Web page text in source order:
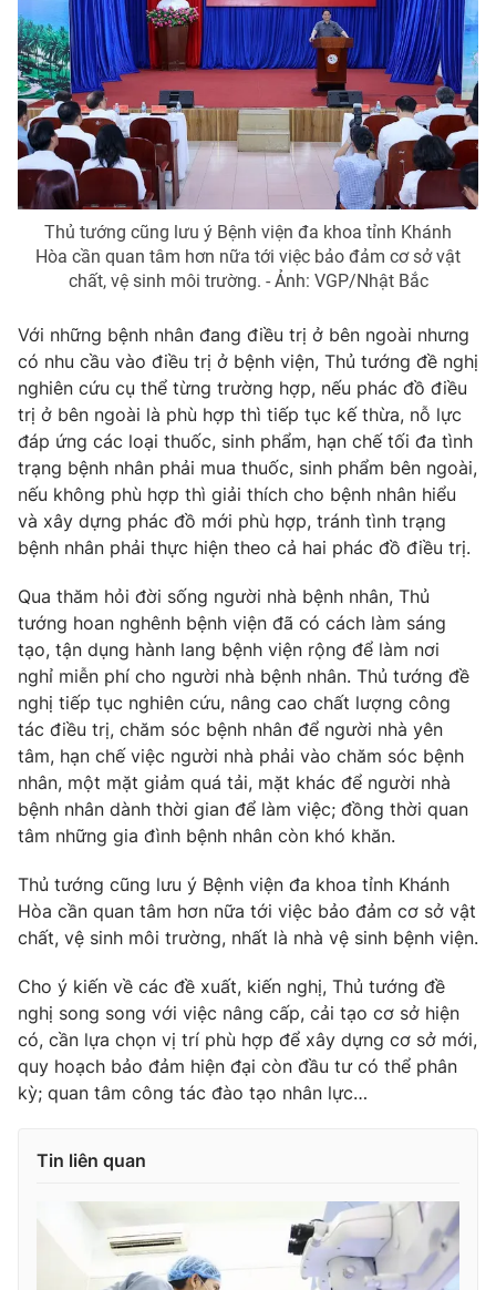
Thủ tướng cũng lưu ý Bệnh viện đa khoa tỉnh Khánh
Hòa cần quan tâm hơn nữa tới việc bảo đảm cơ sở vật
chất, vệ sinh môi trường. - Ảnh: VGP/Nhật Bắc
Với những bệnh nhân đang điều trị ở bên ngoài nhưng
có nhu cầu vào điều trị ở bệnh viện, Thủ tướng đề nghị
nghiên cứu cụ thể từng trường hợp, nếu phác đồ điều
trị ở bên ngoài là phù hợp thì tiếp tục kế thừa, nỗ lực
đáp ứng các loại thuốc, sinh phẩm, hạn chế tối đa tình
trạng bệnh nhân phải mua thuốc, sinh phẩm bên ngoài,
nếu không phù hợp thì giải thích cho bệnh nhân hiểu
và xây dựng phác đồ mới phù hợp, tránh tình trạng
bệnh nhân phải thực hiện theo cả hai phác đồ điều trị.
Qua thăm hỏi đời sống người nhà bệnh nhân, Thủ
tướng hoan nghênh bệnh viện đã có cách làm sáng
tạo, tận dụng hành lang bệnh viện rộng để làm nơi
nghỉ miễn phí cho người nhà bệnh nhân. Thủ tướng đề
nghị tiếp tục nghiên cứu, nâng cao chất lượng công
tác điều trị, chăm sóc bệnh nhân để người nhà yên
tâm, hạn chế việc người nhà phải vào chăm sóc bệnh
nhân, một mặt giảm quá tải, mặt khác để người nhà
bệnh nhân dành thời gian để làm việc; đồng thời quan
tâm những gia đình bệnh nhân còn khó khăn.
Thủ tướng cũng lưu ý Bệnh viện đa khoa tỉnh Khánh
Hòa cần quan tâm hơn nữa tới việc bảo đảm cơ sở vật
chất, vệ sinh môi trường, nhất là nhà vệ sinh bệnh viện.
Cho ý kiến về các đề xuất, kiến nghị, Thủ tướng đề
nghị song song với việc nâng cấp, cải tạo cơ sở hiện
có, cần lựa chọn vị trí phù hợp để xây dựng cơ sở mới,
quy hoạch bảo đảm hiện đại còn đầu tư có thể phân
kỳ; quan tâm công tác đào tạo nhân lực…
Tin liên quan